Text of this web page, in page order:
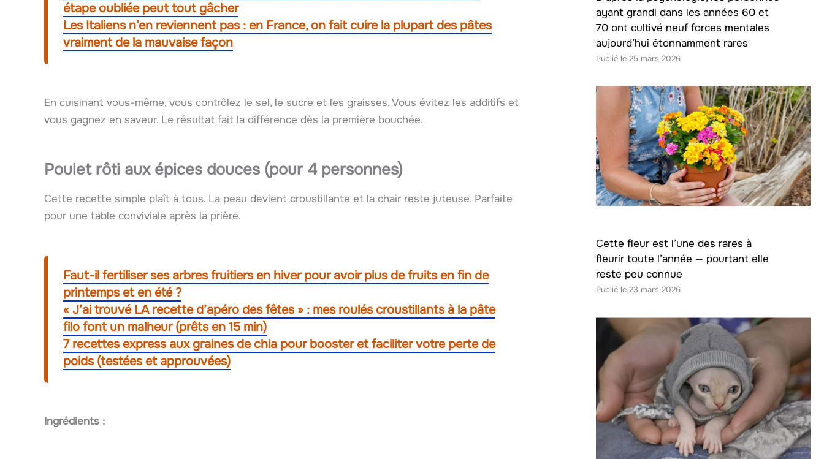
étape oubliée peut tout gâcher
Les Italiens n’en reviennent pas : en France, on fait cuire la plupart des pâtes
vraiment de la mauvaise façon
En cuisinant vous-même, vous contrôlez le sel, le sucre et les graisses. Vous évitez les additifs et
vous gagnez en saveur. Le résultat fait la différence dès la première bouchée.
Poulet rôti aux épices douces (pour 4 personnes)
Cette recette simple plaît à tous. La peau devient croustillante et la chair reste juteuse. Parfaite
pour une table conviviale après la prière.
Faut-il fertiliser ses arbres fruitiers en hiver pour avoir plus de fruits en fin de
printemps et en été ?
« J’ai trouvé LA recette d’apéro des fêtes » : mes roulés croustillants à la pâte
filo font un malheur (prêts en 15 min)
7 recettes express aux graines de chia pour booster et faciliter votre perte de
poids (testées et approuvées)
Ingrédients :
ayant grandi dans les années 60 et
70 ont cultivé neuf forces mentales
aujourd’hui étonnamment rares
25 mars 2026
Cette fleur est l’une des rares à
fleurir toute l’année — pourtant elle
reste peu connue
23 mars 2026